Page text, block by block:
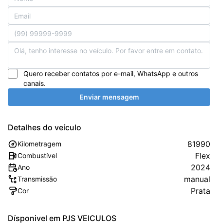
Quero receber contatos por e-mail, WhatsApp e outros
canais.
Enviar mensagem
Detalhes do veículo
Kilometragem 81990
Combustível Flex
Ano 2024
Transmissão manual
Cor Prata
Dísponivel em PJS VEICULOS